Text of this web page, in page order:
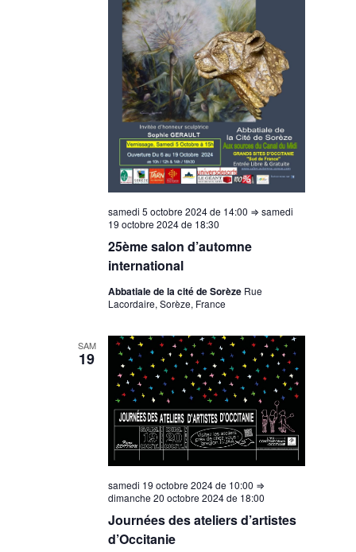
25ème salon d’automne
international
samedi 5 octobre 2024 de 14:00 ⇒samedi
19 octobre 2024 de 18:30
Abbatiale de la cité de Sorèze Rue
Lacordaire, Sorèze, France
SAM
19
Journées des ateliers d’artistes
d’Occitanie
samedi 19 octobre 2024 de 10:00 ⇒
dimanche 20 octobre 2024 de 18:00